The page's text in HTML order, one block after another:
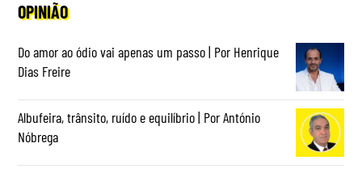
OPINIÃO
Do amor ao ódio vai apenas um passo | Por Henrique
Dias Freire
Albufeira, trânsito, ruído e equilíbrio | Por António
Nóbrega